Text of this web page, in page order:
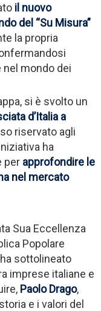
il nuovo
del “Su Misura”
la propria
mondo dei
si è svolto un
d’Italia a
riservato agli
ha
per approfondire le
nel mercato
Sua Eccellenza
Popolare
sottolineato
imprese italiane e
Paolo Drago,
e i valori del